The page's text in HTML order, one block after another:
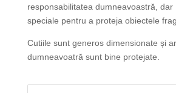
responsabilitatea dumneavoastră, dar
speciale pentru a proteja obiectele
Cutiile sunt generos dimensionate și
dumneavoatră sunt bine protejate.